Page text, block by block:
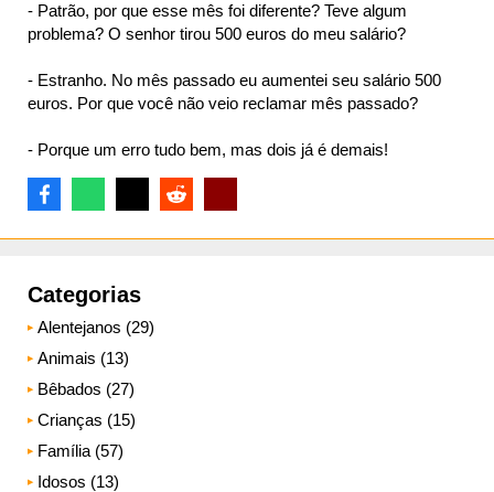
- Patrão, por que esse mês foi diferente? Teve algum
problema? O senhor tirou 500 euros do meu salário?
- Estranho. No mês passado eu aumentei seu salário 500
euros. Por que você não veio reclamar mês passado?
- Porque um erro tudo bem, mas dois já é demais!
Categorias
Alentejanos (29)
Animais (13)
Bêbados (27)
Crianças (15)
Família (57)
Idosos (13)